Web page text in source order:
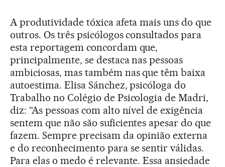
A produtividade tóxica afeta mais uns do que
outros. Os três psicólogos consultados para
esta reportagem concordam que,
principalmente, se destaca nas pessoas
ambiciosas, mas também nas que têm baixa
autoestima. Elisa Sánchez, psicóloga do
Trabalho no Colégio de Psicologia de Madri,
diz: “As pessoas com alto nível de exigência
sentem que não são suficientes apesar do que
fazem. Sempre precisam da opinião externa
e do reconhecimento para se sentir válidas.
Para elas o medo é relevante. Essa ansiedade